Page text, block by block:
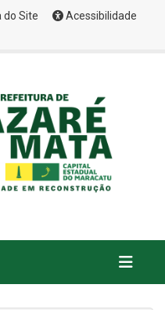
do Site
Acessibilidade